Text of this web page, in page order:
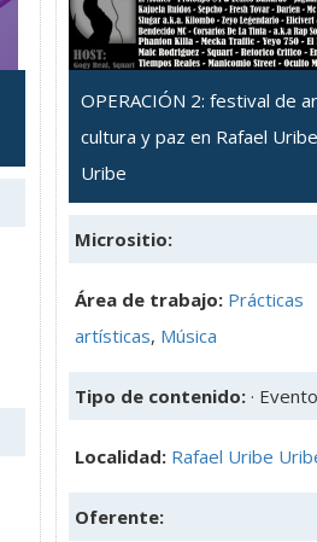
OPERACIÓN 2: festival de
cultura y paz en Rafael Uribe
Uribe
Micrositio:
Área de trabajo: Prácticas
artísticas, Música
Tipo de contenido: · Evento
Localidad: Rafael Uribe
Oferente: